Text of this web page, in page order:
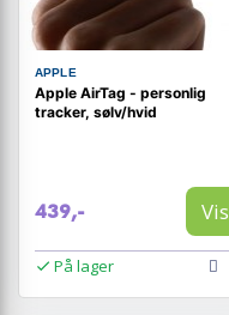
APPLE
Apple AirTag - personlig
tracker, sølv/hvid
439,- Vis
På lager